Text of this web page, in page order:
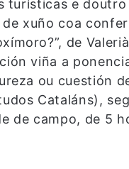
turísticas e
xuño coa
de
viña a
ou cuestión
Cataláns),
de campo, de 5